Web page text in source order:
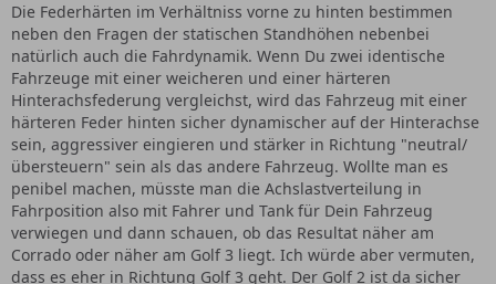
Die Federhärten im Verhältniss vorne zu hinten bestimmen
neben den Fragen der statischen Standhöhen nebenbei
natürlich auch die Fahrdynamik. Wenn Du zwei identische
Fahrzeuge mit einer weicheren und einer härteren
Hinterachsfederung vergleichst, wird das Fahrzeug mit einer
härteren Feder hinten sicher dynamischer auf der Hinterachse
sein, aggressiver eingieren und stärker in Richtung "neutral/
übersteuern" sein als das andere Fahrzeug. Wollte man es
penibel machen, müsste man die Achslastverteilung in
Fahrposition also mit Fahrer und Tank für Dein Fahrzeug
verwiegen und dann schauen, ob das Resultat näher am
Corrado oder näher am Golf 3 liegt. Ich würde aber vermuten,
dass es eher in Richtung Golf 3 geht. Der Golf 2 ist da sicher